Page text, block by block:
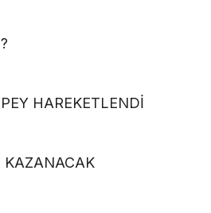
HAREKETLENDİ
KAZANACAK